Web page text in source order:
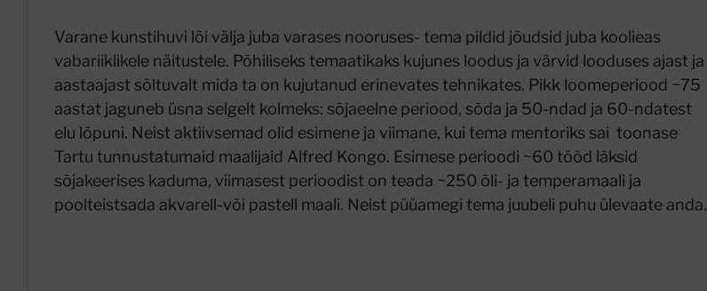
Varane kunstihuvi lõi välja juba varases nooruses- tema pildid jõudsid juba koolieas
vabariiklikele näitustele. Põhiliseks temaatikaks kujunes loodus ja värvid looduses ajast ja
aastaajast sõltuvalt mida ta on kujutanud erinevates tehnikates. Pikk loomeperiood ~75
aastat jaguneb üsna selgelt kolmeks: sõjaeelne periood, sõda ja 50-ndad ja 60-ndatest
elu lõpuni. Neist aktiivsemad olid esimene ja viimane, kui tema mentoriks sai toonase
Tartu tunnustatumaid maalijaid Alfred Kongo. Esimese perioodi ~60 tööd läksid
sõjakeerises kaduma, viimasest perioodist on teada ~250 õli- ja temperamaali ja
poolteistsada akvarell-või pastell maali. Neist püüamegi tema juubeli puhu ülevaate anda.